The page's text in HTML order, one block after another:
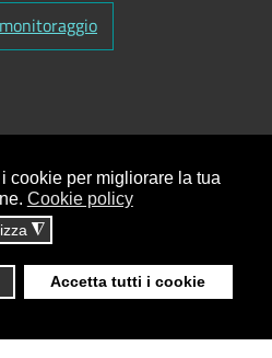
cookie per migliorare la tua
Cookie policy
◮
Accetta tutti i cookie
-Partita IVA:
Fatturazione elettronica:
- 2026 - Clio S.r.l. Lecce -